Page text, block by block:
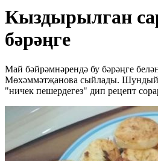
Кыздырылган
бәрәңге
Май бәйрәмнәрендә бу бәрәңге
Мөхәммәтҗанова сыйлады. Шундый
"ничек пешердегез" дип рецепт